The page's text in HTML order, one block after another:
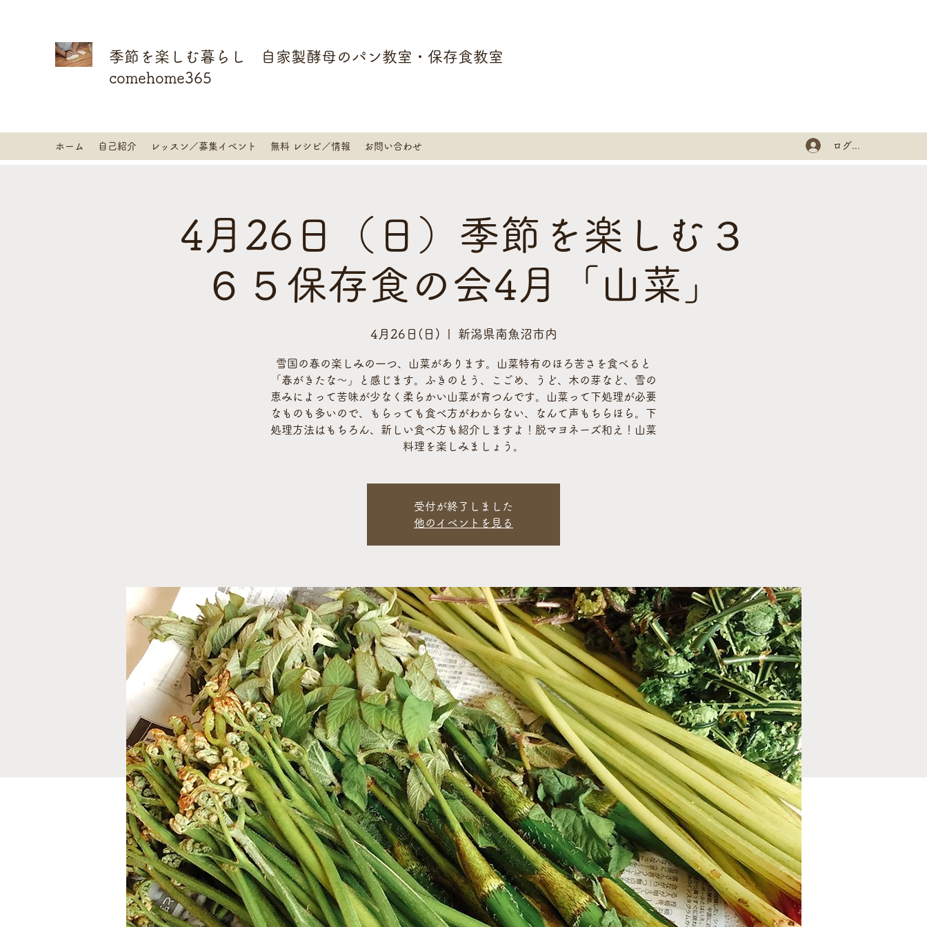
季節を楽しむ暮らし 自家製酵母のパン教室・保存食教室
comehome365
ホーム 自己紹介 レッスン／募集イベント 無料 レシピ／情報 お問い合わせ ログイン
4月26日（日）季節を楽しむ３
６５保存食の会4月「山菜」
4月26日(日) 新潟県南魚沼市内
雪国の春の楽しみの一つ、山菜があります。山菜特有のほろ苦さを食べると
「春がきたな〜」と感じます。ふきのとう、こごめ、うど、木の芽など、雪の
恵みによって苦味が少なく柔らかい山菜が育つんです。山菜って下処理が必要
なものも多いので、もらっても食べ方がわからない、なんて声もちらほら。下
処理方法はもちろん、新しい食べ方も紹介しますよ！脱マヨネーズ和え！山菜
料理を楽しみましょう。
受付が終了しました
他のイベントを見る